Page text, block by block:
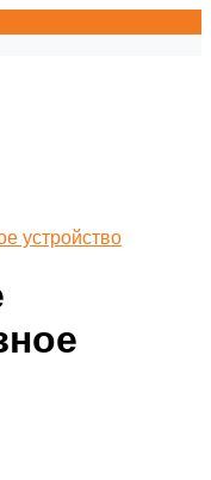
устройство